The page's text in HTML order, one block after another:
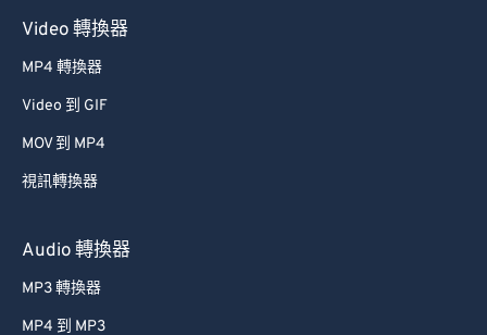
Video 轉換器
MP4 轉換器
Video 到 GIF
MOV 到 MP4
視訊轉換器
Audio 轉換器
MP3 轉換器
MP4 到 MP3